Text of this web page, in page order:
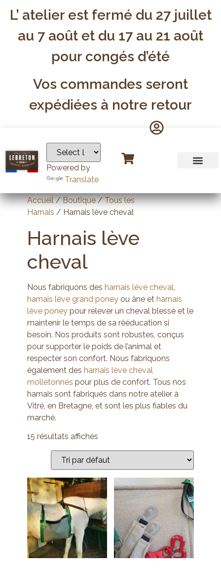
L’ atelier est fermé du 27 juillet
au 7 août et du 17 au 21 août
pour congés d’été
Vos commandes seront
expédiées à notre retour
Powered by
Translate
Accueil/Boutique/Tous les
Harnais / Harnais lève cheval
Harnais lève
cheval
Nous fabriquons des harnais lève cheval
harnais lève grand poneyou âne et harnais
lève poneypour relever un cheval blessé et le
maintenir le temps de sa rééducation si
besoin. Nos produits sont robustes, conçus
pour supporter le poids de l’animal et
respecter son confort. Nous fabriquons
également des harnais lève cheval
molletonnés pour plus de confort. Tous nos
harnais sont fabriqués dans notre atelier à
Vitré, en Bretagne, et sont les plus fiables du
marché.
15 résultats affichés